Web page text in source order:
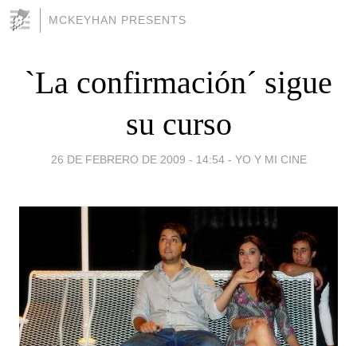
MCKEYHAN PRESENTS
`La confirmación´ sigue
su curso
26 DE FEBRERO DE 2009 - 14:54 - YO Y MI CINE